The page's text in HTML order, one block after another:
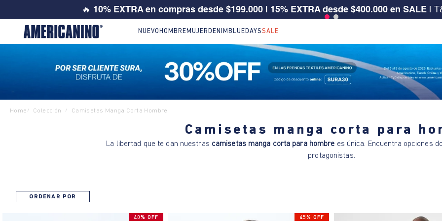
🔥 10% EXTRA en compras desde $199.000 | 15% EXTRA desde $400.000 en SALE |
NUEVO HOMBRE MUJER DENIM BLUEDAYSSALE
Home / Colección / Camisetas Manga Corta Hombre
Camisetas manga corta para
La libertad que te dan nuestras camisetas manga corta para hombre es única. Encuentra opciones
protagonistas.
ORDENAR POR
40% OFF 45% OFF